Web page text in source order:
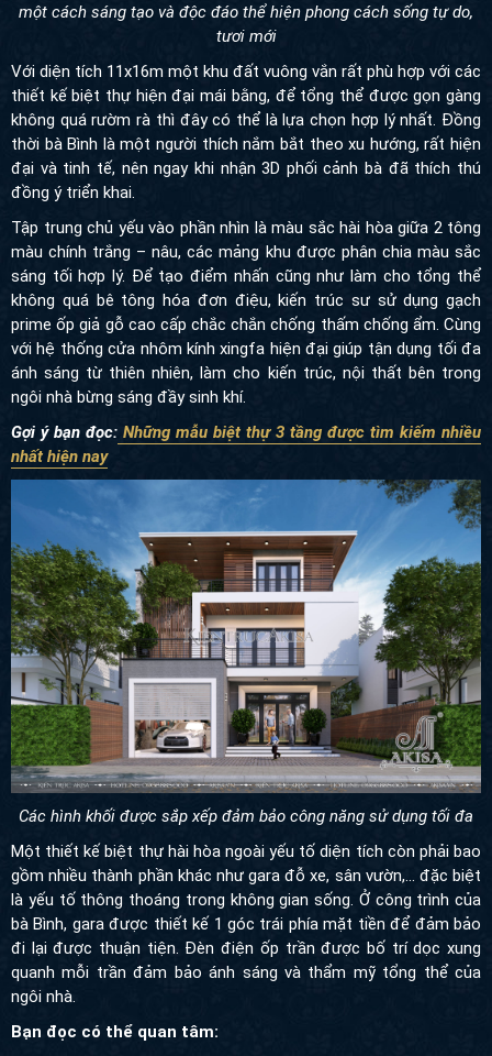
một cách sáng tạo và độc đáo thể hiện phong cách sống tự do,
tươi mới
Với diện tích 11x16m một khu đất vuông vắn rất phù hợp với các
thiết kế biệt thự hiện đại mái bằng, để tổng thể được gọn gàng
không quá rườm rà thì đây có thể là lựa chọn hợp lý nhất. Đồng
thời bà Bình là một người thích nắm bắt theo xu hướng, rất hiện
đại và tinh tế, nên ngay khi nhận 3D phối cảnh bà đã thích thú
đồng ý triển khai.
Tập trung chủ yếu vào phần nhìn là màu sắc hài hòa giữa 2 tông
màu chính trắng – nâu, các mảng khu được phân chia màu sắc
sáng tối hợp lý. Để tạo điểm nhấn cũng như làm cho tổng thể
không quá bê tông hóa đơn điệu, kiến trúc sư sử dụng gạch
prime ốp giả gỗ cao cấp chắc chắn chống thấm chống ẩm. Cùng
với hệ thống cửa nhôm kính xingfa hiện đại giúp tận dụng tối đa
ánh sáng từ thiên nhiên, làm cho kiến trúc, nội thất bên trong
ngôi nhà bừng sáng đầy sinh khí.
Gợi ý bạn đọc: Những mẫu biệt thự 3 tầng được tìm kiếm nhiều
nhất hiện nay
Các hình khối được sắp xếp đảm bảo công năng sử dụng tối đa
Một thiết kế biệt thự hài hòa ngoài yếu tố diện tích còn phải bao
gồm nhiều thành phần khác như gara đỗ xe, sân vườn,... đặc biệt
là yếu tố thông thoáng trong không gian sống. Ở công trình của
bà Bình, gara được thiết kế 1 góc trái phía mặt tiền để đảm bảo
đi lại được thuận tiện. Đèn điện ốp trần được bố trí dọc xung
quanh mỗi trần đảm bảo ánh sáng và thẩm mỹ tổng thể của
ngôi nhà.
Bạn đọc có thể quan tâm: